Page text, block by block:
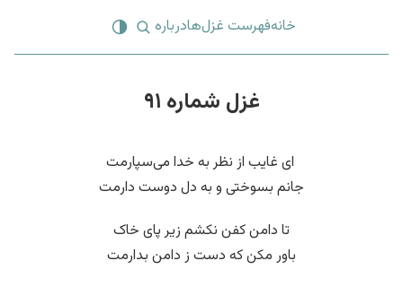
خانهفهرست غزل‌هادرباره
غزل شماره ۹۱
‌ ای غایب از نظر به خدا می‌سپارمت
جانم بسوختی و به دل دوست دارمت
تا دامن کفن نکشم زیر پای خاک
باور مکن که دست ز دامن بدارمت